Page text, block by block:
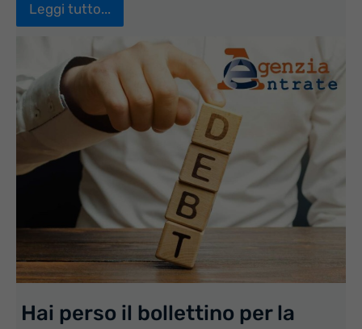
Leggi tutto...
Hai perso il bollettino per la